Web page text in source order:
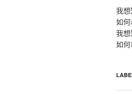
我
如
我
如